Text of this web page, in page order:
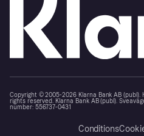
Copyright © 2005-2026 Klarna Bank AB (publ).
rights reserved. Klarna Bank AB (publ).
number: 556737-0431
Conditions